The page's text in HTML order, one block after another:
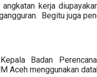
angkatan kerja
Begitu juga
Badan
Aceh menggunakan